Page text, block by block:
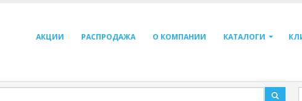
АКЦИИ РАСПРОДАЖА О КОМПАНИИ КАТАЛОГИ